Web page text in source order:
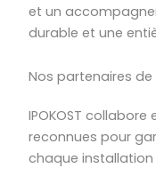
et un
durable et une
Nos partenaires
IPOKOST
reconnues pour
chaque installation